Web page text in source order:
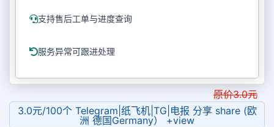
支持售后工单与进度查询
服务异常可跟进处理
原价3.0元
3.0元/100个 Telegram|纸飞机|TG|电报 分享 share (欧
洲 德国Germany） +view